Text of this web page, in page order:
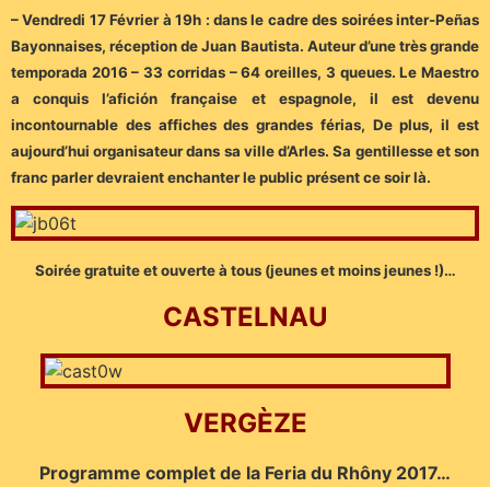
– Vendredi 17 Février à 19h : dans le cadre des soirées inter-Peñas
Bayonnaises, réception de Juan Bautista. Auteur d’une très grande
temporada 2016 – 33 corridas – 64 oreilles, 3 queues. Le Maestro
a conquis l’afición française et espagnole, il est devenu
incontournable des affiches des grandes férias, De plus, il est
aujourd’hui organisateur dans sa ville d’Arles. Sa gentillesse et son
franc parler devraient enchanter le public présent ce soir là.
Soirée gratuite et ouverte à tous (jeunes et moins jeunes !)…
CASTELNAU
VERGÈZE
Programme complet de la Feria du Rhôny 2017…